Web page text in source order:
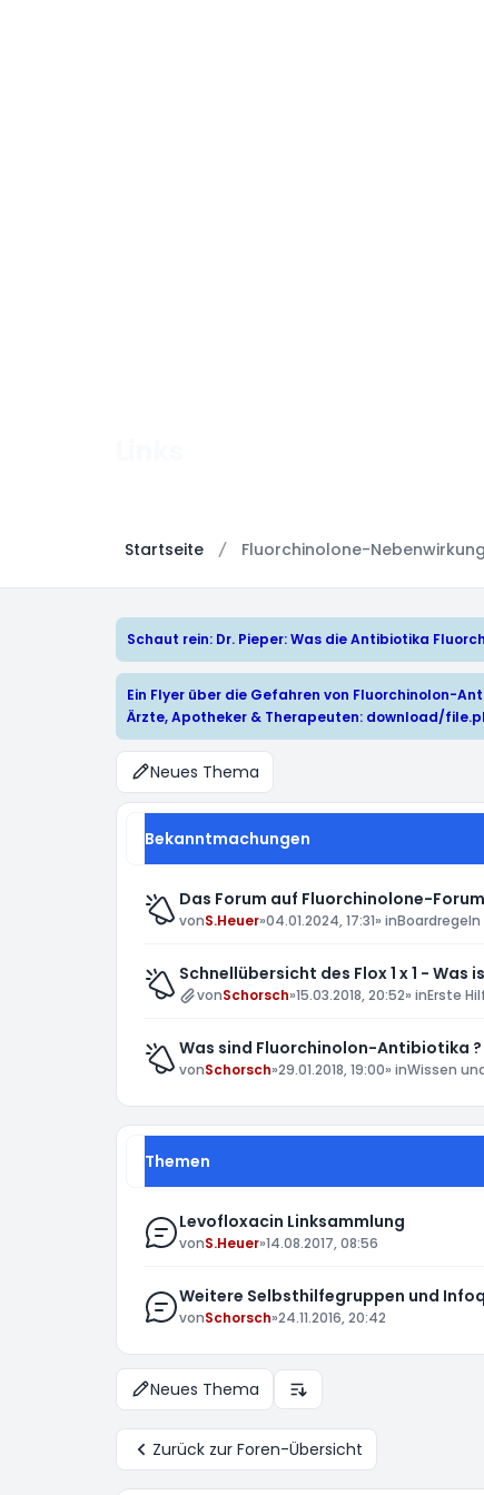
Startseite Fluorchinolone-
Schaut rein: Dr. Pieper: Was die Antibiotika
Ein Flyer über die Gefahren von Fluorchinolon-
Ärzte, Apotheker & Therapeuten: download/
Neues Thema
Bekanntmachungen
Das Forum auf Fluorchinolone-
vonS.Heuer»04.01.2024, 17:31» in
Schnellübersicht des Flox 1 x 1 -
vonSchorsch»15.03.2018, 20:52» inErste
Was sind Fluorchinolon-Antibiotika
vonSchorsch»29.01.2018, 19:00» inWissen
Themen
Levofloxacin Linksammlung
vonS.Heuer»14.08.2017, 08:56
Weitere Selbsthilfegruppen und
vonSchorsch»24.11.2016, 20:42
Neues Thema Anzeige- und
Zurück zur Foren-Übersicht